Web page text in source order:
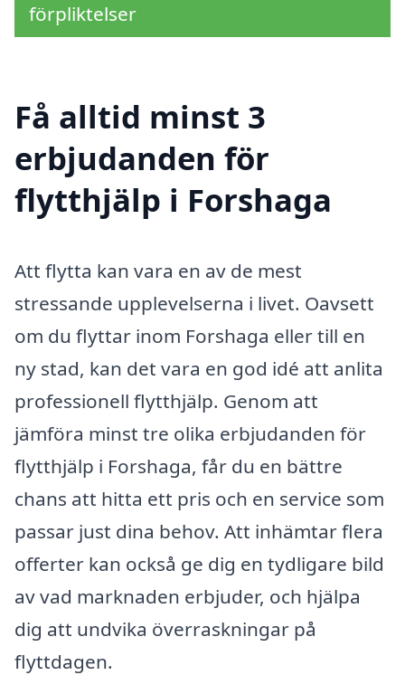
förpliktelser
Få alltid minst 3
erbjudanden för
flytthjälp i Forshaga
Att flytta kan vara en av de mest
stressande upplevelserna i livet. Oavsett
om du flyttar inom Forshaga eller till en
ny stad, kan det vara en god idé att anlita
professionell flytthjälp. Genom att
jämföra minst tre olika erbjudanden för
flytthjälp i Forshaga, får du en bättre
chans att hitta ett pris och en service som
passar just dina behov. Att inhämtar flera
offerter kan också ge dig en tydligare bild
av vad marknaden erbjuder, och hjälpa
dig att undvika överraskningar på
flyttdagen.